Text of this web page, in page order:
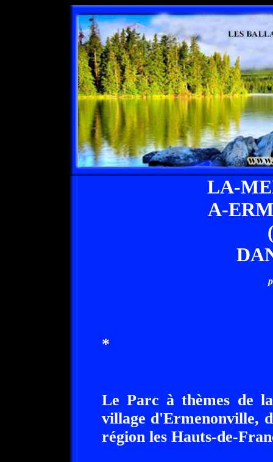
LA-
A-
*
Le Parc à thèmes de
village d'Ermenonville,
région les Hauts-de-